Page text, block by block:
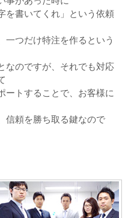
を書いてくれ」という依頼
一つだけ特注を作るという
なのですが、それでも対応
ートすることで、お客様に
信頼を勝ち取る鍵なので